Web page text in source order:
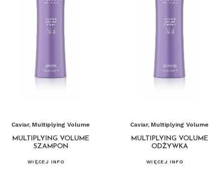
Caviar, Multiplying Volume
MULTIPLYING VOLUME
SZAMPON
WIĘCEJ INFO
Caviar, Multiplying Volume
MULTIPLYING VOLUME
ODŻYWKA
WIĘCEJ INFO